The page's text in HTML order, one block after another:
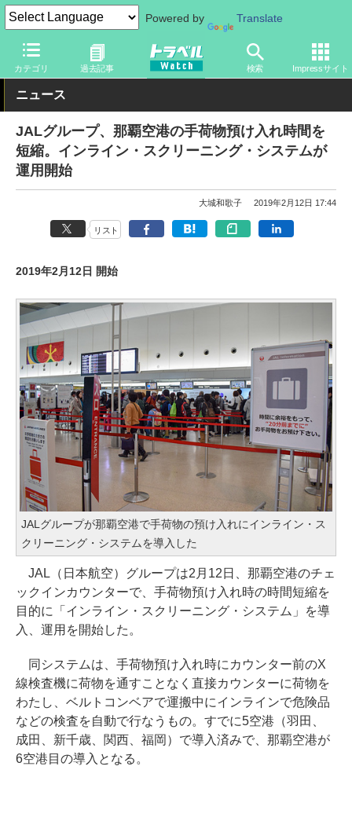
Powered by Translate
カテゴリ 過去記事 検索 Impressサイト
トラベル Watch 地域 国内旅行 沖縄
ニュース
JALグループ、那覇空港の手荷物預け入れ時間を
短縮。インライン・スクリーニング・システムが
運用開始
大城和歌子 2019年2月12日 17:44
リスト
2019年2月12日 開始
JALグループが那覇空港で手荷物の預け入れにインライン・ス
クリーニング・システムを導入した
JAL（日本航空）グループは2月12日、那覇空港のチェ
ックインカウンターで、手荷物預け入れ時の時間短縮を
目的に「インライン・スクリーニング・システム」を導
入、運用を開始した。
同システムは、手荷物預け入れ時にカウンター前のX
線検査機に荷物を通すことなく直接カウンターに荷物を
わたし、ベルトコンベアで運搬中にインラインで危険品
などの検査を自動で行なうもの。すでに5空港（羽田、
成田、新千歳、関西、福岡）で導入済みで、那覇空港が
6空港目の導入となる。